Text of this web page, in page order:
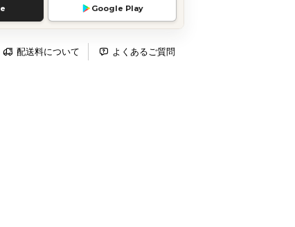
Google Play
配送料について よくあるご質問